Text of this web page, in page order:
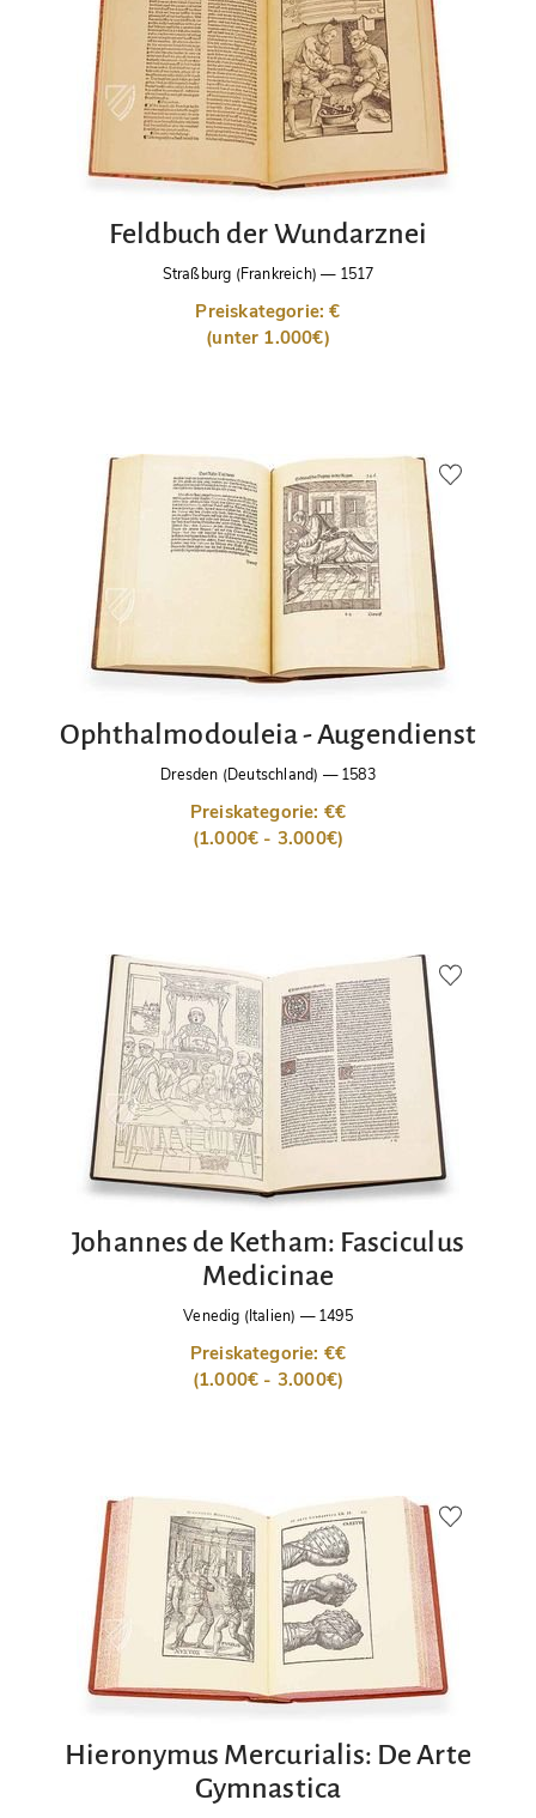
Feldbuch der Wundarznei
Straßburg (Frankreich) — 1517
Preiskategorie: €
(unter 1.000€)
Ophthalmodouleia - Augendienst
Dresden (Deutschland) —1583
Preiskategorie: €€
(1.000€ - 3.000€)
Johannes de Ketham: Fasciculus
Medicinae
Venedig (Italien) —1495
Preiskategorie: €€
(1.000€ - 3.000€)
Hieronymus Mercurialis: De Arte
Gymnastica